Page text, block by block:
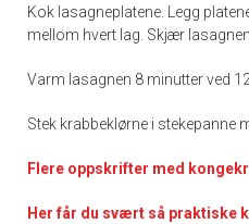
Kok lasagneplatene. Legg
mellom hvert lag. Skjær lasagnen
Varm lasagnen 8 minutter ved
Stek krabbeklørne i stekepanne
Flere oppskrifter med
Her får du svært så praktiske